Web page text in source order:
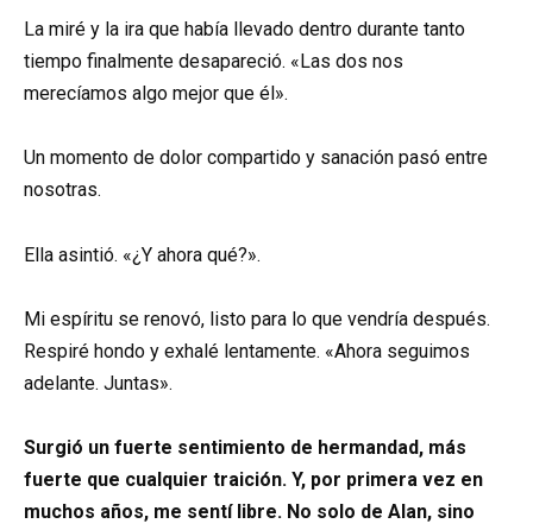
La miré y la ira que había llevado dentro durante tanto
tiempo finalmente desapareció. «Las dos nos
merecíamos algo mejor que él».
Un momento de dolor compartido y sanación pasó entre
nosotras.
Ella asintió. «¿Y ahora qué?».
Mi espíritu se renovó, listo para lo que vendría después.
Respiré hondo y exhalé lentamente. «Ahora seguimos
adelante. Juntas».
Surgió un fuerte sentimiento de hermandad, más
fuerte que cualquier traición. Y, por primera vez en
muchos años, me sentí libre. No solo de Alan, sino